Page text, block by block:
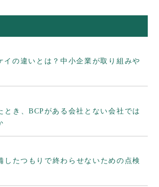
イの違いとは？中小企業が取り組みや
とき、BCPがある会社とない会社では
したつもりで終わらせないための点検